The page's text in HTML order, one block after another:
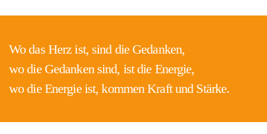
Wo das Herz ist, sind die Gedanken,
wo die Gedanken sind, ist die Energie,
wo die Energie ist, kommen Kraft und Stärke.